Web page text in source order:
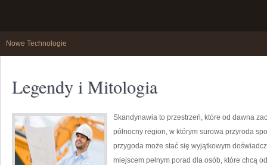
Nowe Technologie
Legendy i Mitologia
Skandynawia to przestrzeń, które od dawna
północny region, w którym surowa przyroda
przygoda może stać się wyjątkowym
miejscem pełnym porad dla osób, które chcą